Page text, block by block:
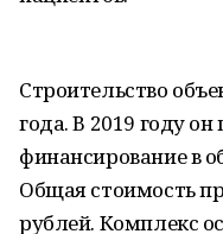
Строительство
года. В 2019 году
финансирование в
Общая стоимость
рублей. Комплекс